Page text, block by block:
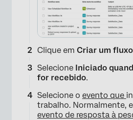
Clique em Criar um
Selecione Iniciado
for recebido.
Selecione o evento que
trabalho. Normalmente,
evento de resposta à